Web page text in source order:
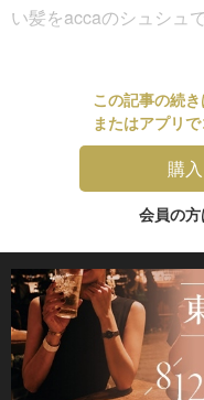
い髪をaccaのシュシュ
この記事の続き
またはアプリ
購
会員の